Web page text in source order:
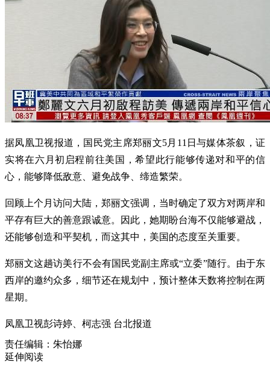
据凤凰卫视报道，国民党主席郑丽文5月11日与媒体茶叙，证
实将在六月初启程前往美国，希望此行能够传递对和平的信
心，能够降低敌意、避免战争、缔造繁荣。
回顾上个月访问大陆，郑丽文强调，当时确定了双方对两岸和
平存有巨大的善意跟诚意。因此，她期盼台海不仅能够避战，
还能够创造和平契机，而这其中，美国的态度至关重要。
郑丽文这趟访美行不会有国民党副主席或“立委”随行。由于东
西岸的邀约众多，细节还在规划中，预计整体天数将控制在两
星期。
凤凰卫视彭诗婷、柯志强 台北报道
责任编辑：朱怡娜
延伸阅读